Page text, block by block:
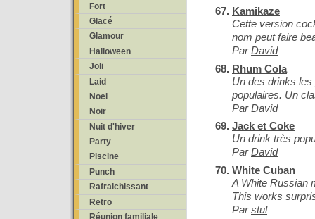
Fort
Glacé
Glamour
Halloween
Joli
Laid
Noel
Noir
Nuit d'hiver
Party
Piscine
Punch
Rafraichissant
Retro
Réunion familiale
Kamikaze
Cette version
nom peut faire
ParDavid
Rhum Cola
Un des drinks
populaires. Un
ParDavid
Jack et Coke
Un drink très
ParDavid
White Cuban
A White Russian
This works
Parstul